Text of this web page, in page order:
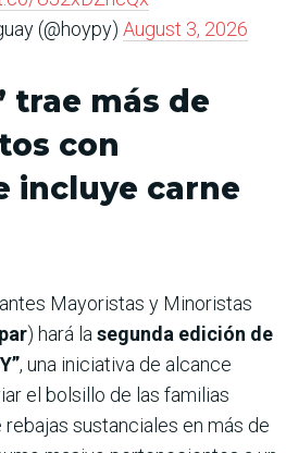
(@hoypy) August 3, 2026
trae más de
con
incluye carne
Mayoristas y Minoristas
) hará la segunda edición de
, una iniciativa de alcance
el bolsillo de las familias
sustanciales en más de